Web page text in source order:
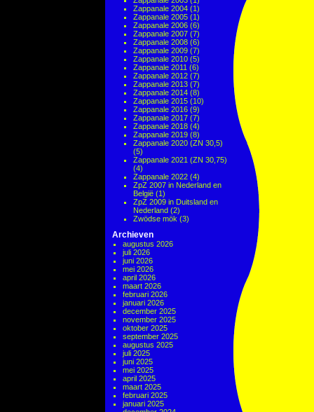
Zappanale 2004 (1)
Zappanale 2005 (1)
Zappanale 2006 (6)
Zappanale 2007 (7)
Zappanale 2008 (6)
Zappanale 2009 (7)
Zappanale 2010 (5)
Zappanale 2011 (6)
Zappanale 2012 (7)
Zappanale 2013 (7)
Zappanale 2014 (8)
Zappanale 2015 (10)
Zappanale 2016 (9)
Zappanale 2017 (7)
Zappanale 2018 (4)
Zappanale 2019 (8)
Zappanale 2020 (ZN 30,5)
(5)
Zappanale 2021 (ZN 30,75)
(4)
Zappanale 2022 (4)
ZpZ 2007 in Nederland en
België (1)
ZpZ 2009 in Duitsland en
Nederland (2)
Zwödse mök (3)
Archieven
augustus 2026
juli 2026
juni 2026
mei 2026
april 2026
maart 2026
februari 2026
januari 2026
december 2025
november 2025
oktober 2025
september 2025
augustus 2025
juli 2025
juni 2025
mei 2025
april 2025
maart 2025
februari 2025
januari 2025